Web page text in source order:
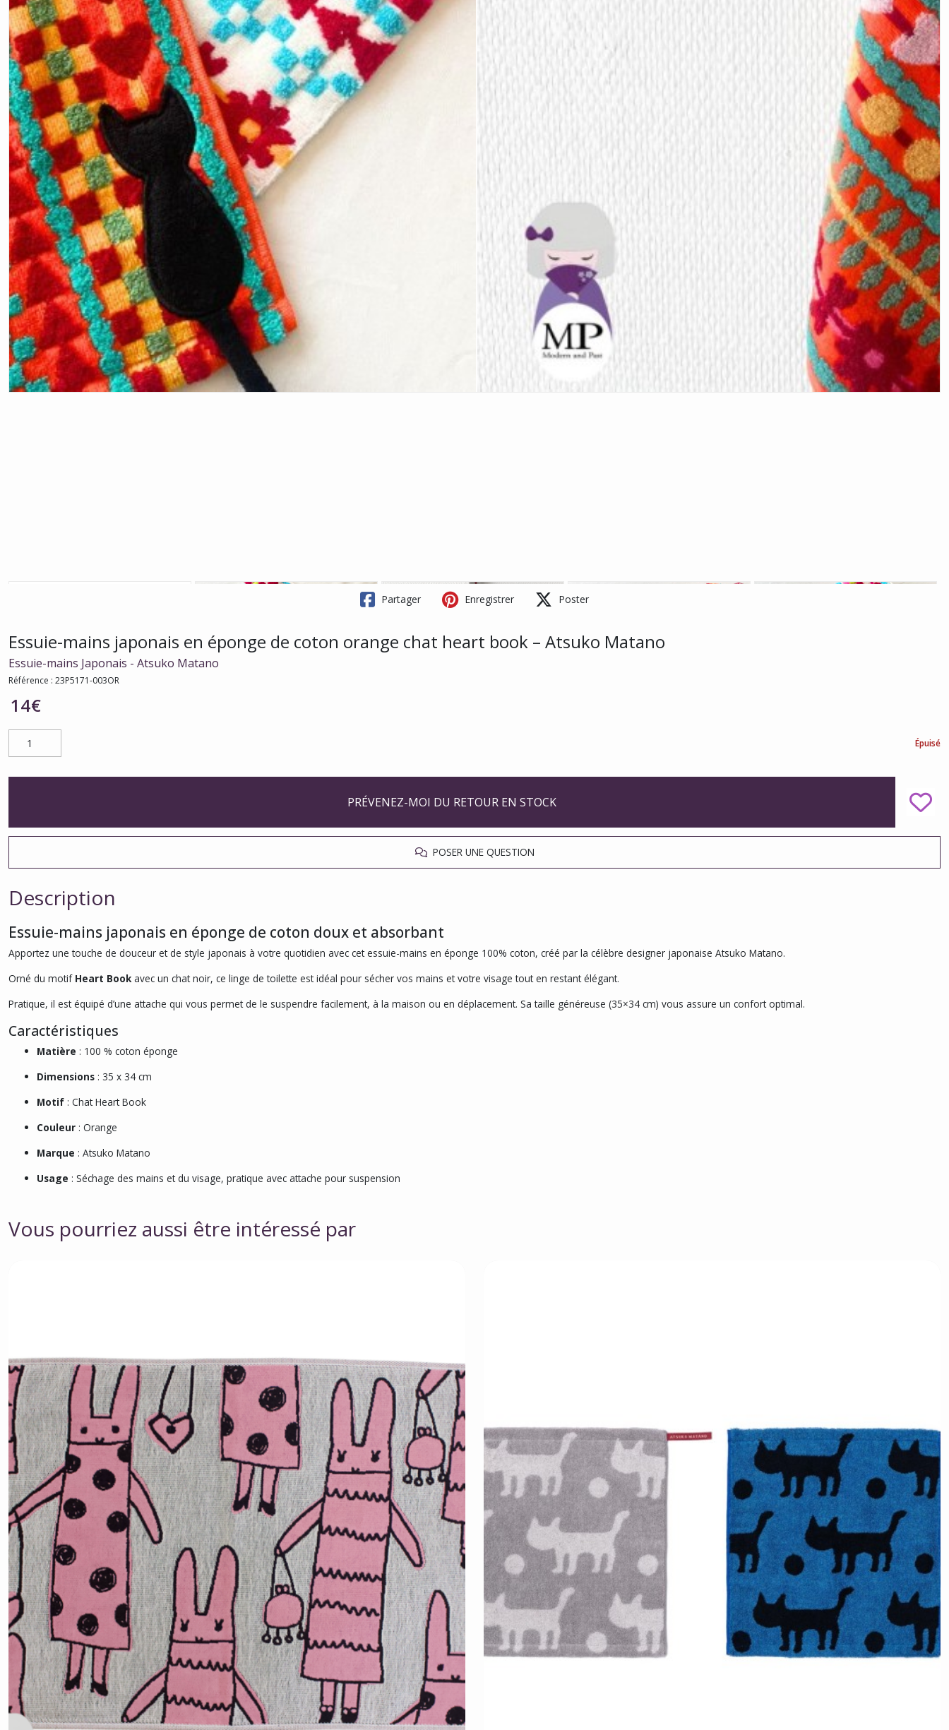
Partager Enregistrer Poster
Essuie-mains japonais en éponge de coton orange chat heart book – Atsuko Matano
Essuie-mains Japonais - Atsuko Matano
Référence : 23P5171-003OR
14€
Épuisé
PRÉVENEZ-MOI DU RETOUR EN STOCK
POSER UNE QUESTION
Description
Essuie-mains japonais en éponge de coton doux et absorbant
Apportez une touche de douceur et de style japonais à votre quotidien avec cet essuie-mains en éponge 100% coton, créé par la célèbre designer japonaise Atsuko Matano.
Orné du motif Heart Bookavec un chat noir, ce linge de toilette est idéal pour sécher vos mains et votre visage tout en restant élégant.
Pratique, il est équipé d’une attache qui vous permet de le suspendre facilement, à la maison ou en déplacement. Sa taille généreuse (35×34 cm) vous assure un confort optimal.
Caractéristiques
Matière : 100 % coton éponge
Dimensions : 35 x 34 cm
Motif : Chat Heart Book
Couleur : Orange
Marque : Atsuko Matano
Usage : Séchage des mains et du visage, pratique avec attache pour suspension
Vous pourriez aussi être intéressé par